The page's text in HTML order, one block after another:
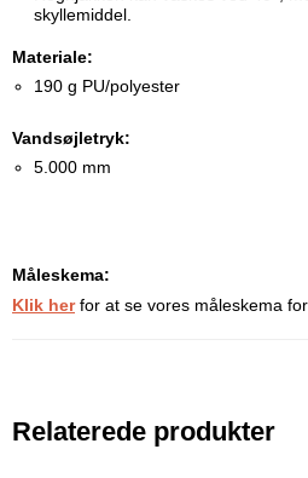
skyllemiddel.
Materiale:
190 g PU/polyester
Vandsøjletryk:
5.000 mm
Måleskema:
Klik herfor at se vores måleskema
Relaterede produkter